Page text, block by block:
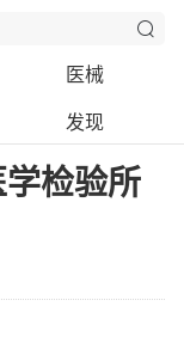
医械
发现
检验所